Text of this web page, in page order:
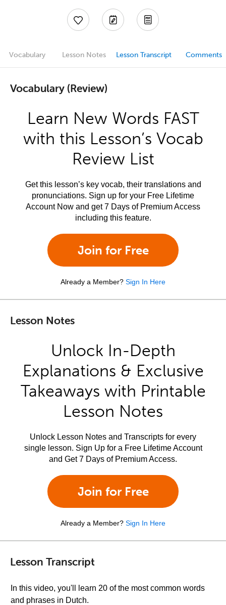
Vocabulary Lesson Notes Lesson Transcript Comments
Vocabulary (Review)
Learn New Words FAST
with this Lesson’s Vocab
Review List
Get this lesson’s key vocab, their translations and
pronunciations. Sign up for your Free Lifetime
Account Now and get 7 Days of Premium Access
including this feature.
Join for Free
Already a Member? Sign In Here
Lesson Notes
Unlock In-Depth
Explanations & Exclusive
Takeaways with Printable
Lesson Notes
Unlock Lesson Notes and Transcripts for every
single lesson. Sign Up for a Free Lifetime Account
and Get 7 Days of Premium Access.
Join for Free
Already a Member? Sign In Here
Lesson Transcript
In this video, you'll learn 20 of the most common words
and phrases in Dutch.